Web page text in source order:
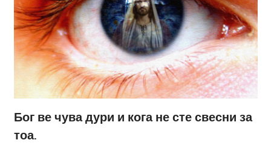
Бог ве чува дури и кога не сте свесни за
тоа.